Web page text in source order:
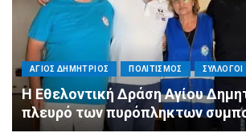
ΠΕΡΙΦΕΡΕΙΕΣ ΣΥΛΛΟΓΟΙ -
Η Αντιπεριφερειάρχης
Μπαρμπαγιάννη στα
Αττικής: «Μεγάλη η ζημιά,
μεγαλοψυχία των Ελλήνων»